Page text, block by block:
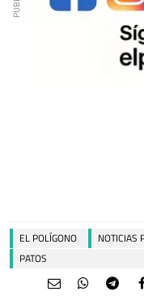
EL POLÍGONO NOTICIAS
PATOS